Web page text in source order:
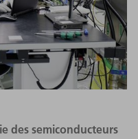
des semiconducteurs